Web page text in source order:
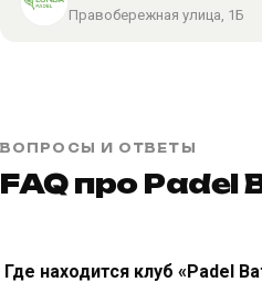
Правобережная улица, 1Б
ВОПРОСЫ И ОТВЕТЫ
FAQ про Padel
Где находится клуб «Padel